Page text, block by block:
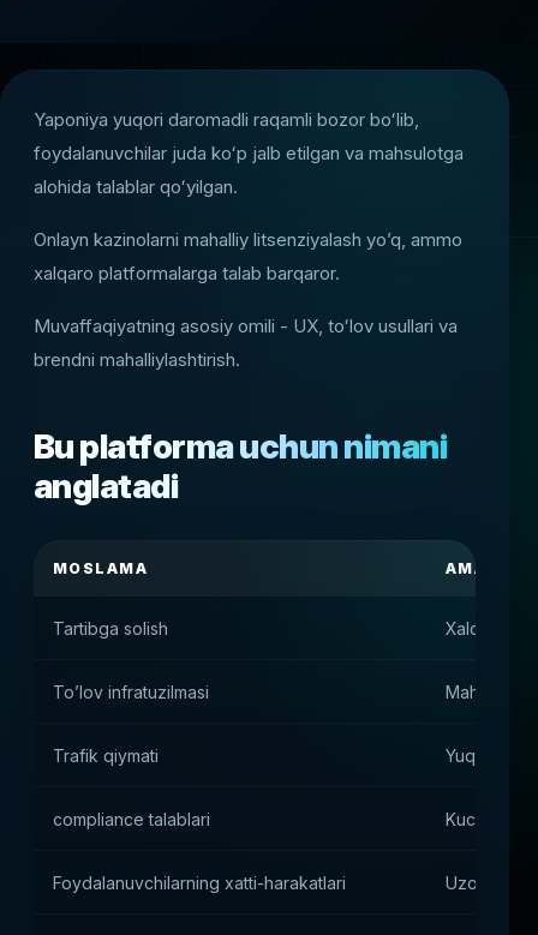
Yaponiya yuqori daromadli raqamli bozor boʻlib,
foydalanuvchilar juda koʻp jalb etilgan va mahsulotga
alohida talablar qoʻyilgan.
Onlayn kazinolarni mahalliy litsenziyalash yo’q, ammo
xalqaro platformalarga talab barqaror.
Muvaffaqiyatning asosiy omili - UX, toʻlov usullari va
brendni mahalliylashtirish.
Bu platforma uchun nimani
anglatadi
MOSLAMA AMALIY
Tartibga solish Xalqaro
To’lov infratuzilmasi Mahalliy
Trafik qiymati Yuqori
compliance talablari
Foydalanuvchilarning xatti-harakatlari Uzoq